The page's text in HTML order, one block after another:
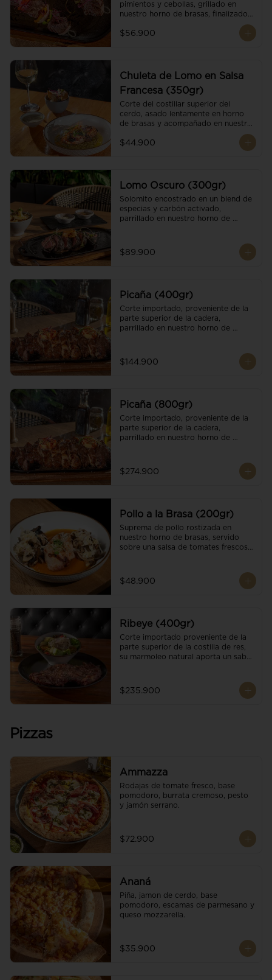
pimientos y cebollas, grillado en
nuestro horno de brasas, finalizado
con cristales de sal. Acompañado de
salsa criolla.
$56.900
Chuleta de Lomo en Salsa
Francesa (350gr)
Corte del costillar superior del
cerdo, asado lentamente en horno
de brasas y acompañado en nuestra
$44.900
Lomo Oscuro (300gr)
Solomito encostrado en un blend de
especias y carbón activado,
parrillado en nuestro horno de
mantequilla de ajo y pimientos.
Acompañado de salsa criolla y una
$89.900
Picaña (400gr)
Corte importado, proveniente de la
parte superior de la cadera,
parrillado en nuestro horno de
Acompañado de salsa criolla de la
casa.
$144.900
Picaña (800gr)
Corte importado, proveniente de la
parte superior de la cadera,
parrillado en nuestro horno de
Acompañado de salsa criolla de la
casa.
$274.900
Pollo a la Brasa (200gr)
Suprema de pollo rostizada en
nuestro horno de brasas, servido
sobre una salsa de tomates frescos y
$48.900
Ribeye (400gr)
Corte importado proveniente de la
parte superior de la costilla de res,
su marmoleo natural aporta un sabor
con cristales de sal y mantequilla de
ajo y pimientos. Acompañado de una
$235.900
Pizzas
Ammazza
Rodajas de tomate fresco, base
pomodoro, burrata cremoso, pesto
y jamón serrano.
$72.900
Ananá
Piña, jamon de cerdo, base
pomodoro, escamas de parmesano y
queso mozzarella.
$35.900